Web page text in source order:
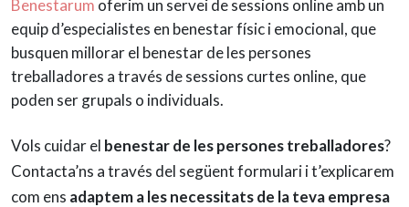
Benestarum oferim un servei de sessions online amb un
equip d’especialistes en benestar físic i emocional, que
busquen millorar el benestar de les persones
treballadores a través de sessions curtes online, que
poden ser grupals o individuals.
Vols cuidar el benestar de les persones treballadores?
Contacta’ns a través del següent formulari i t’explicarem
com ens adaptem a les necessitats de la teva empresa